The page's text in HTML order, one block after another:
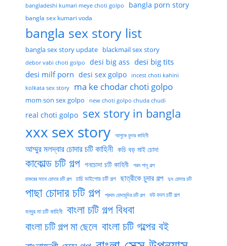
bangladeshi kumari meye choti golpo bangla porn story
bangla sex kumari voda
bangla sex story list
bangla sex story update blackmail sex story
debor vabi choti golpo desi big ass desi big tits
desi milf porn desi sex golpo incest choti kahini
kolkata sex story ma ke chodar choti golpo
mom son sex golpo new choti golpo chuda chudi
real choti golpo sex story in bangla
xxx sex story আপুকে চুদার কাহিনী
আম্মুর মলদ্বার চোদার চটি কাহিনী কচি বড় মাই চোদা
কাকোল্ড চটি গল্প গনচোদা চটি কাহিনী গরম পানু গল্প
চাকরের সাথে চোদার চটি গল্প চাচি ভাইপোর চটি গল্প ছাত্রীকে চুদার গল্প দুধ চোদার চটি
পাছা চোদার চটি গল্প প্রথম চোদাচুদির চটি গল্প বউ বদল চটি গল্প
বন্ধুর মা চটি কাহিনী বাংলা চটি গল্প বিধবা
বাংলা চটি গল্প মা ছেলে বাংলা চটি গল্পের বই